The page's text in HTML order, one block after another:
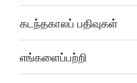
கடந்தகாலப் பதிவுகள்
எங்களைப்பற்றி